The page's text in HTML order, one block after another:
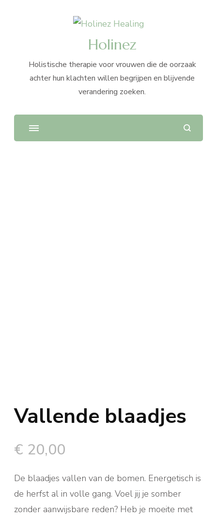
Holinez
Holistische therapie voor vrouwen die de oorzaak
achter hun klachten willen begrijpen en blijvende
verandering zoeken.
Vallende blaadjes
€ 20,00
De blaadjes vallen van de bomen. Energetisch is
de herfst al in volle gang. Voel jij je somber
zonder aanwijsbare reden? Heb je moeite met